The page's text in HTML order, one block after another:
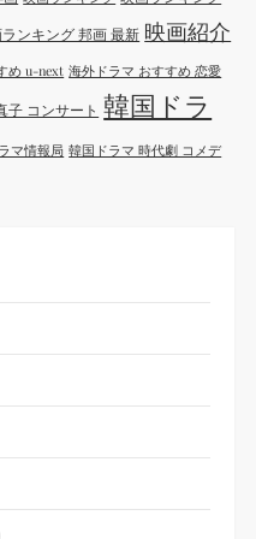
ンキング 邦画 最新 映画紹介
め u-next 海外ドラマ おすすめ 恋愛
子 コンサート 韓国ドラ
マ情報局 韓国ドラマ 時代劇 コメデ